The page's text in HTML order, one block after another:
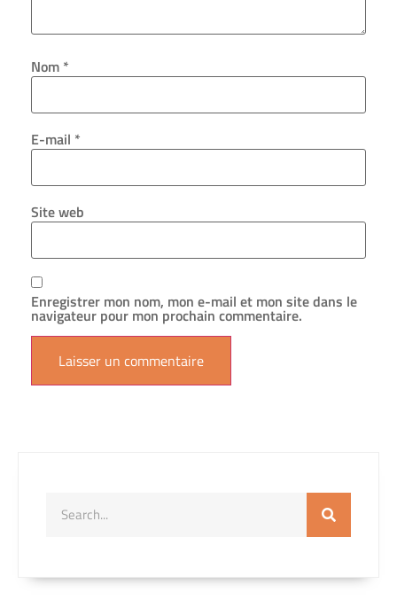
Nom *
E-mail *
Site web
Enregistrer mon nom, mon e-mail et mon site dans le
navigateur pour mon prochain commentaire.